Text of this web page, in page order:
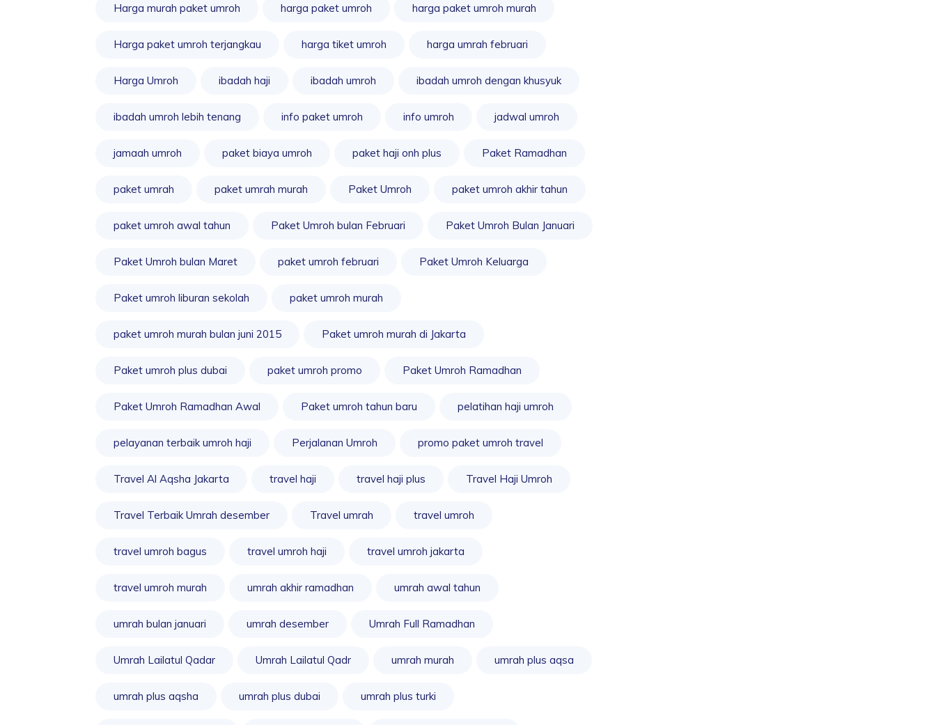
Harga murah paket umroh harga paket umroh harga paket umroh murah
Harga paket umroh terjangkau harga tiket umroh harga umrah februari
Harga Umroh ibadah haji ibadah umroh ibadah umroh dengan khusyuk
ibadah umroh lebih tenang info paket umroh info umroh jadwal umroh
jamaah umroh paket biaya umroh paket haji onh plus Paket Ramadhan
paket umrah paket umrah murah Paket Umroh paket umroh akhir tahun
paket umroh awal tahun Paket Umroh bulan Februari Paket Umroh Bulan Januari
Paket Umroh bulan Maret paket umroh februari Paket Umroh Keluarga
Paket umroh liburan sekolah paket umroh murah
paket umroh murah bulan juni 2015 Paket umroh murah di Jakarta
Paket umroh plus dubai paket umroh promo Paket Umroh Ramadhan
Paket Umroh Ramadhan Awal Paket umroh tahun baru pelatihan haji umroh
pelayanan terbaik umroh haji Perjalanan Umroh promo paket umroh travel
Travel Al Aqsha Jakarta travel haji travel haji plus Travel Haji Umroh
Travel Terbaik Umrah desember Travel umrah travel umroh
travel umroh bagus travel umroh haji travel umroh jakarta
travel umroh murah umrah akhir ramadhan umrah awal tahun
umrah bulan januari umrah desember Umrah Full Ramadhan
Umrah Lailatul Qadar Umrah Lailatul Qadr umrah murah umrah plus aqsa
umrah plus aqsha umrah plus dubai umrah plus turki